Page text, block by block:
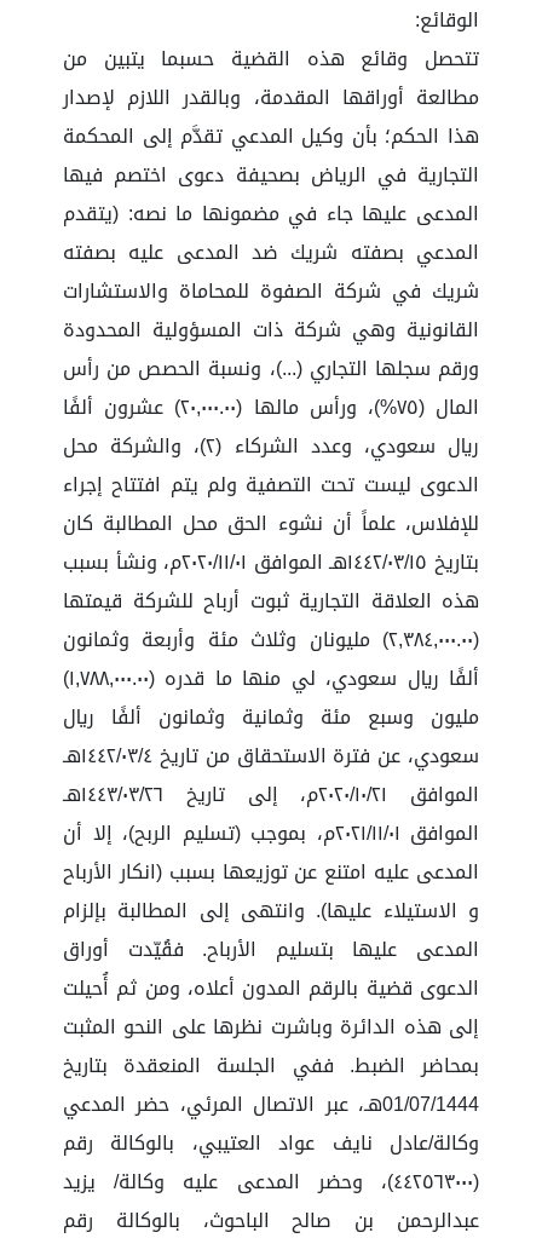
الوقائع:
تتحصل وقائع هذه القضية حسبما يتبين من
مطالعة أوراقها المقدمة، وبالقدر اللازم لإصدار
هذا الحكم؛ بأن وكيل المدعي تقدَّم إلى المحكمة
التجارية في الرياض بصحيفة دعوى اختصم فيها
المدعى عليها جاء في مضمونها ما نصه: (يتقدم
المدعي بصفته شريك ضد المدعى عليه بصفته
شريك في شركة الصفوة للمحاماة والاستشارات
القانونية وهي شركة ذات المسؤولية المحدودة
ورقم سجلها التجاري (...)، ونسبة الحصص من رأس
المال (٧٥%)، ورأس مالها (٢٠,٠٠٠.٠٠) عشرون ألفًا
ريال سعودي، وعدد الشركاء (٢)، والشركة محل
الدعوى ليست تحت التصفية ولم يتم افتتاح إجراء
للإفلاس، علماً أن نشوء الحق محل المطالبة كان
بتاريخ ١٤٤٢/٠٣/١٥هـ الموافق ٢٠٢٠/١١/٠١م، ونشأ بسبب
هذه العلاقة التجارية ثبوت أرباح للشركة قيمتها
(٢,٣٨٤,٠٠٠.٠٠) مليونان وثلاث مئة وأربعة وثمانون
ألفًا ريال سعودي، لي منها ما قدره (١,٧٨٨,٠٠٠.٠٠)
مليون وسبع مئة وثمانية وثمانون ألفًا ريال
سعودي، عن فترة الاستحقاق من تاريخ ١٤٤٢/٠٣/٤هـ
الموافق ٢٠٢٠/١٠/٢١م، إلى تاريخ ١٤٤٣/٠٣/٢٦هـ
الموافق ٢٠٢١/١١/٠١م، بموجب (تسليم الربح)، إلا أن
المدعى عليه امتنع عن توزيعها بسبب (انكار الأرباح
و الاستيلاء عليها). وانتهى إلى المطالبة بإلزام
المدعى عليها بتسليم الأرباح. فقُيّدت أوراق
الدعوى قضية بالرقم المدون أعلاه، ومن ثم أُحيلت
إلى هذه الدائرة وباشرت نظرها على النحو المثبت
بمحاضر الضبط. ففي الجلسة المنعقدة بتاريخ
01/07/1444هـ، عبر الاتصال المرئي، حضر المدعي
وكالة/عادل نايف عواد العتيبي، بالوكالة رقم
(٤٤٢٥٦٣٠٠٠)، وحضر المدعى عليه وكالة/ يزيد
عبدالرحمن بن صالح الباحوث، بالوكالة رقم